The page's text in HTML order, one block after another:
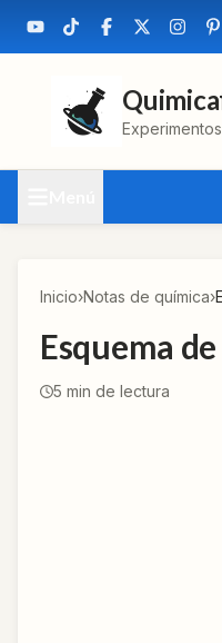
Inicio›Notas de química›
Esquema
5 min de lectura